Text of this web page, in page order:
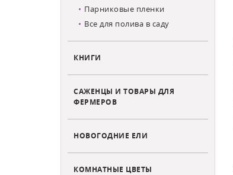
Парниковые пленки
Все для полива в саду
КНИГИ
САЖЕНЦЫ И ТОВАРЫ ДЛЯ
ФЕРМЕРОВ
НОВОГОДНИЕ ЕЛИ
КОМНАТНЫЕ ЦВЕТЫ
Сучкорез упорный с
телескопическими ручками